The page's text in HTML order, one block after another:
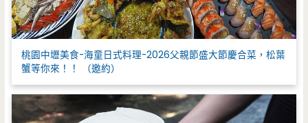
桃園中壢美食-海童日式料理-2026父親節盛大節慶合菜，松葉
蟹等你來！！ （邀約）